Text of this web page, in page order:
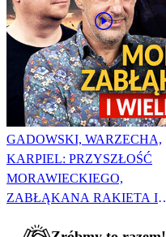
GADOWSKI, WARZECHA,
KARPIEL: PRZYSZŁOŚĆ
MORAWIECKIEGO,
ZABŁĄKANA RAKIETA I